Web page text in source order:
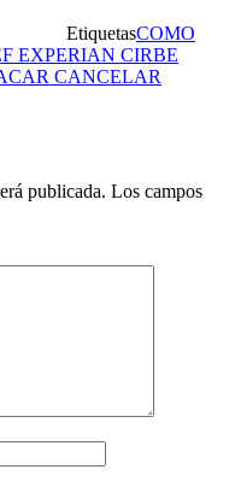
EtiquetasCOMO
EXPERIAN CIRBE
CANCELAR
publicada. Los campos